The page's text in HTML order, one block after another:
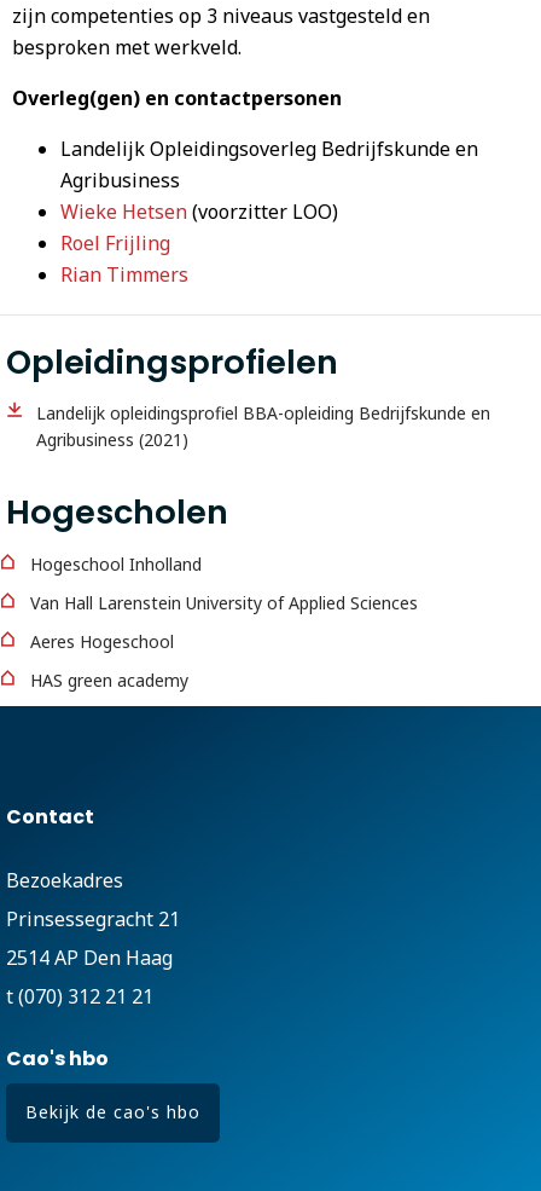
zijn competenties op 3 niveaus vastgesteld en
besproken met werkveld.
Overleg(gen) en contactpersonen
Landelijk Opleidingsoverleg Bedrijfskunde en
Agribusiness
Wieke Hetsen(voorzitter LOO)
Roel Frijling
Rian Timmers
Opleidingsprofielen
Landelijk opleidingsprofiel BBA-opleiding Bedrijfskunde en
Agribusiness (2021)
Hogescholen
Hogeschool Inholland
Van Hall Larenstein University of Applied Sciences
Aeres Hogeschool
HAS green academy
Contact
Bezoekadres
Prinsessegracht 21
2514 AP Den Haag
t (070) 312 21 21
Cao's hbo
Bekijk de cao's hbo